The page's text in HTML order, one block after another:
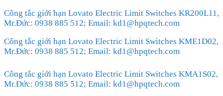
Công tắc giới hạn Lovato Electric Limit Switches KR200L11,
Mr.Đức: 0938 885 512; Email: kd1@hpqtech.com
Công tắc giới hạn Lovato Electric Limit Switches KME1D02,
Mr.Đức: 0938 885 512; Email: kd1@hpqtech.com
Công tắc giới hạn Lovato Electric Limit Switches KMA1S02,
Mr.Đức: 0938 885 512; Email: kd1@hpqtech.com